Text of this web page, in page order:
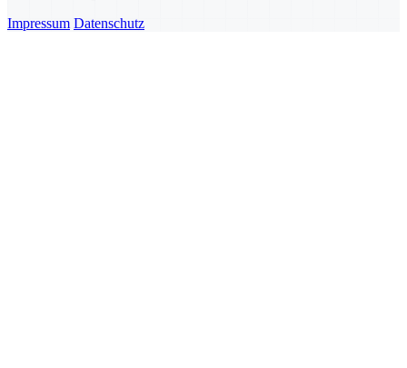
Impressum Datenschutz